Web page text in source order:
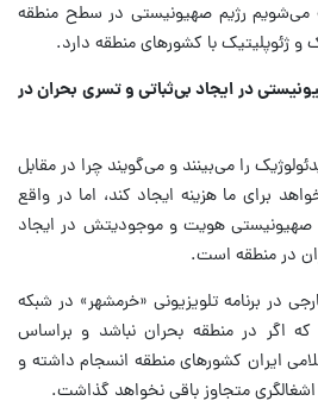
می‌شویم رژیم صهیونیستی در سطح منطقه
و ژئوپلیتیک با کشورهای منطقه دارد.
در ایجاد بی‌ثباتی و تسری بحران در
را می‌بینند و می‌گویند چرا در مقابل
برای ما هزینه ایجاد کند، اما در واقع
صهیونیستی هویت و موجودیتش در ایجاد
در منطقه است.
در برنامه تلویزیونی «خرمشهر» در شبکه
اگر در منطقه بحران نباشد و براساس
ایران کشورهای منطقه انسجام داشته و
متجاوز باقی نخواهد گذاشت.